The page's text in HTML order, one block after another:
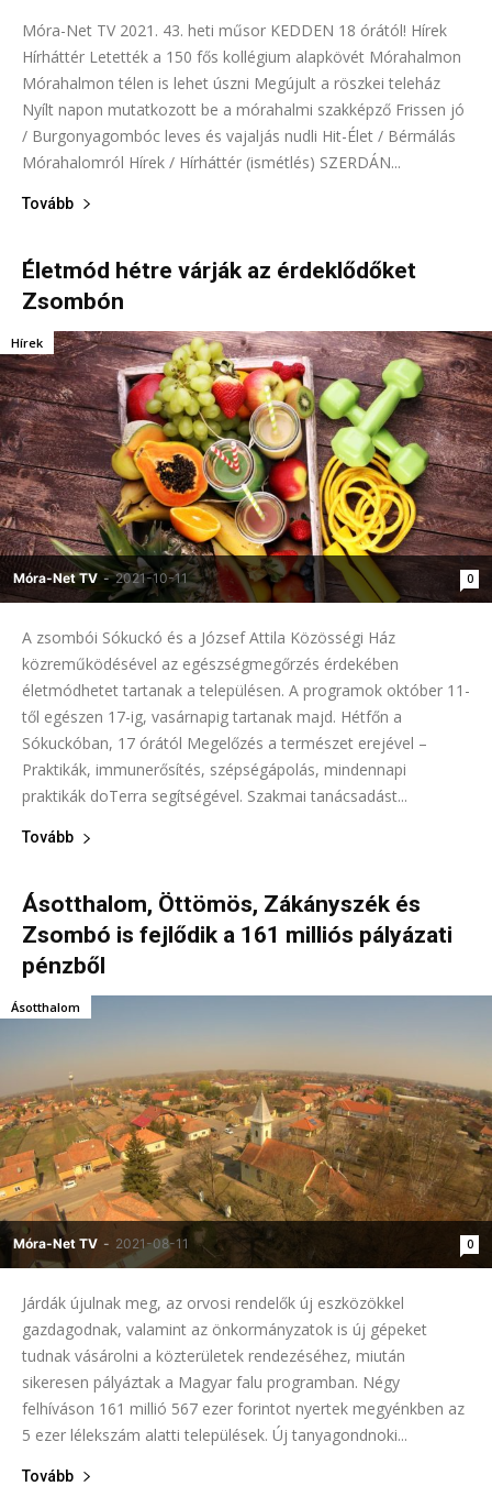
Móra-Net TV 2021. 43. heti műsor KEDDEN 18 órától! Hírek
Hírháttér Letették a 150 fős kollégium alapkövét Mórahalmon
Mórahalmon télen is lehet úszni Megújult a röszkei teleház
Nyílt napon mutatkozott be a mórahalmi szakképző Frissen jó
/ Burgonyagombóc leves és vajaljás nudli Hit-Élet / Bérmálás
Mórahalomról Hírek / Hírháttér (ismétlés) SZERDÁN...
Tovább
Életmód hétre várják az érdeklődőket
Zsombón
Móra-Net TV - 2021-10-11 0
Hírek
A zsombói Sókuckó és a József Attila Közösségi Ház
közreműködésével az egészségmegőrzés érdekében
életmódhetet tartanak a településen. A programok október 11-
től egészen 17-ig, vasárnapig tartanak majd. Hétfőn a
Sókuckóban, 17 órától Megelőzés a természet erejével –
Praktikák, immunerősítés, szépségápolás, mindennapi
praktikák doTerra segítségével. Szakmai tanácsadást...
Tovább
Ásotthalom, Öttömös, Zákányszék és
Zsombó is fejlődik a 161 milliós pályázati
pénzből
Móra-Net TV - 2021-08-11 0
Ásotthalom
Járdák újulnak meg, az orvosi rendelők új eszközökkel
gazdagodnak, valamint az önkormányzatok is új gépeket
tudnak vásárolni a közterületek rendezéséhez, miután
sikeresen pályáztak a Magyar falu programban. Négy
felhíváson 161 millió 567 ezer forintot nyertek megyénkben az
5 ezer lélekszám alatti települések. Új tanyagondnoki...
Tovább